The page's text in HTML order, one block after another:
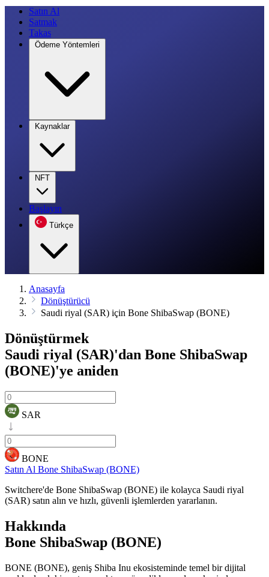
Satın Al
Satmak
Takas
Ödeme Yöntemleri
Kaynaklar
NFT
Başlayın
Türkçe
Anasayfa
Dönüştürücü
Saudi riyal (SAR) için Bone ShibaSwap (BONE)
Dönüştürmek
Saudi riyal (SAR)'dan Bone ShibaSwap
(BONE)'ye aniden
SAR
BONE
Satın Al Bone ShibaSwap (BONE)
Switchere'de Bone ShibaSwap (BONE) ile kolayca Saudi riyal
(SAR) satın alın ve hızlı, güvenli işlemlerden yararlanın.
Hakkında
Bone ShibaSwap (BONE)
BONE (BONE), geniş Shiba Inu ekosisteminde temel bir dijital